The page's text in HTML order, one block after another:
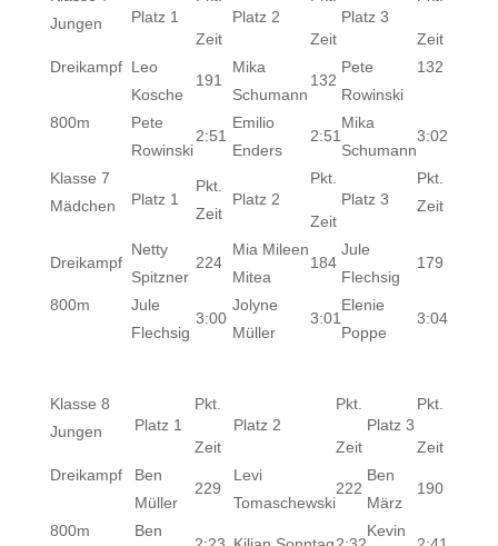
Jungen
Platz 1
Zeit
Platz 2
Zeit
Platz 3
Zeit
Dreikampf Leo
Kosche
191
Mika
Schumann
132
Pete
Rowinski
132
800m
Pete
Rowinski
2:51
Emilio
Enders
2:51
Mika
Schumann
3:02
Klasse 7
Mädchen
Platz 1
Pkt.
Zeit
Platz 2
Pkt.
Zeit
Platz 3
Pkt.
Zeit
Dreikampf
Netty
Spitzner
224
Mia Mileen
Mitea
184
Jule
Flechsig
179
800m
Jule
Flechsig
3:00
Jolyne
Müller
3:01
Elenie
Poppe
3:04
Klasse 8
Jungen
Platz 1
Pkt.
Zeit
Platz 2
Pkt.
Zeit
Platz 3
Pkt.
Zeit
Dreikampf
Ben
Müller
229
Levi
Tomaschewski
222
Ben
März
190
800m
Ben
Kevin